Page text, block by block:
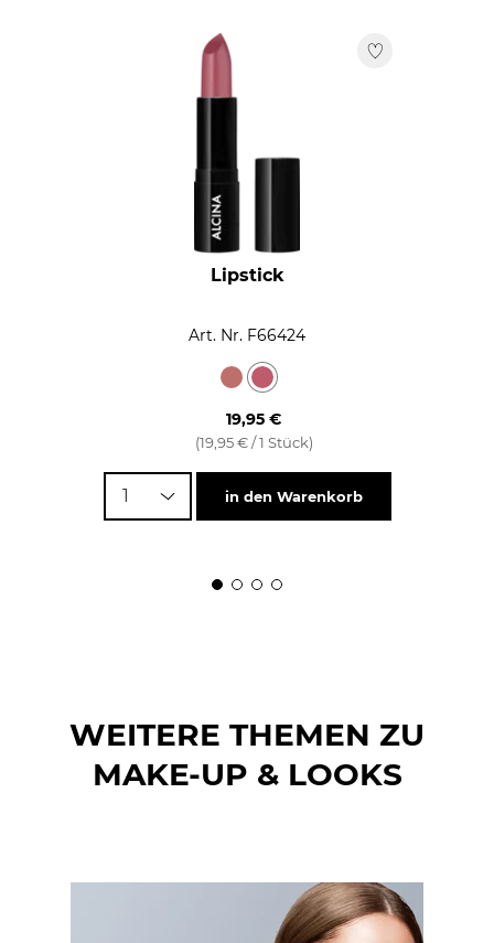
Lippenkontur genau zu betonen, da dies den Lippen ein
jugendliches und definiertes Aussehen verleiht.
wünschen. Die Wahl zwischen hell oder dunkel hängt
also von Ihrem persönlichen Stil und den gewünschten
Effekten ab. Experimentieren Sie einfach und finden Sie
Wenn Sie eine saubere Lippenkontur exakt in der Farbe
von Ihrem Lippenstift ziehen wollen, ist ein
professioneller Lippenpinsel
hilft nicht nur beim Konturieren der Lippen, sondern
Lipstick
Art. Nr. F66424
19,95 €
(19,95 € / 1 Stück)
1 in den Warenkorb
WEITERE THEMEN ZU
MAKE-UP & LOOKS